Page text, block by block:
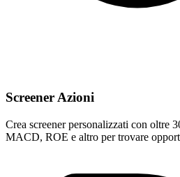
Screener Azioni
Crea screener personalizzati con oltre
MACD, ROE e altro per trovare